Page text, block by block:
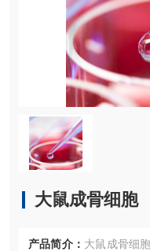
大鼠成骨细胞
产品简介： 大鼠成骨细胞 成骨细胞是骨发生和骨形成的重要